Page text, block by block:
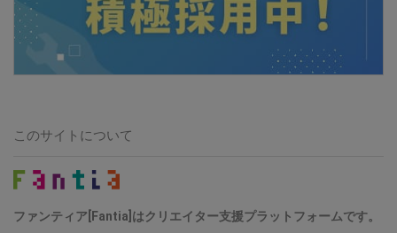
このサイトについて
ファンティア[Fantia]はクリエイター支援プラットフォームです。